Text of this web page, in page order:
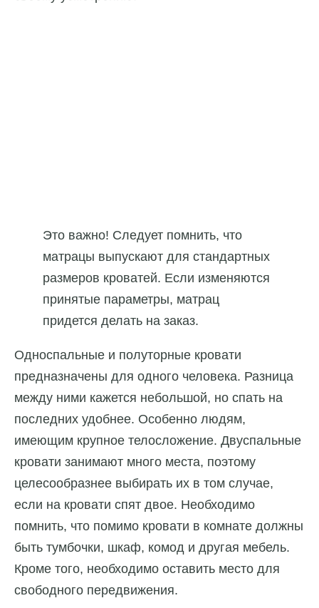
Это важно! Следует помнить, что
матрацы выпускают для стандартных
размеров кроватей. Если изменяются
принятые параметры, матрац
придется делать на заказ.
Односпальные и полуторные кровати
предназначены для одного человека. Разница
между ними кажется небольшой, но спать на
последних удобнее. Особенно людям,
имеющим крупное телосложение. Двуспальные
кровати занимают много места, поэтому
целесообразнее выбирать их в том случае,
если на кровати спят двое. Необходимо
помнить, что помимо кровати в комнате должны
быть тумбочки, шкаф, комод и другая мебель.
Кроме того, необходимо оставить место для
свободного передвижения.